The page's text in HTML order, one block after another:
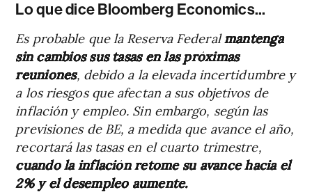
Lo que dice Bloomberg Economics...
Es probable que la Reserva Federalmantenga
sin cambios sus tasas en las próximas
reuniones, debido a la elevada incertidumbre y
a los riesgos que afectan a sus objetivos de
inflación y empleo. Sin embargo, según las
previsiones de BE, a medida que avance el año,
recortará las tasas en el cuarto trimestre,
cuando la inflación retome su avance hacia el
2% y el desempleo aumente.